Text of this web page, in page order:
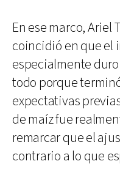
En ese marco, Ariel
coincidió en que el
especialmente
todo porque
expectativas
de maíz fue
remarcar que el
contrario a lo que